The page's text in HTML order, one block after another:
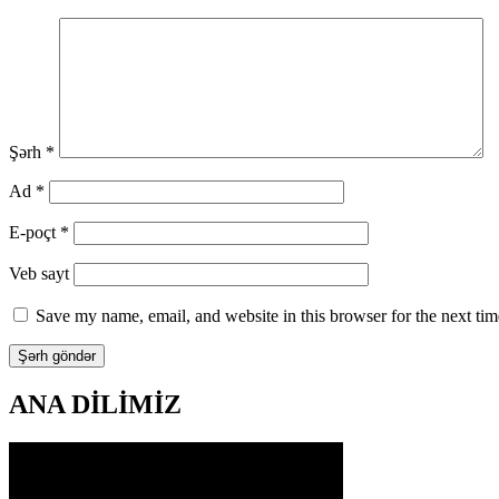
Şərh *
Ad *
E-poçt *
Veb sayt
Save my name, email, and website in this browser for the next
ANA DİLİMİZ